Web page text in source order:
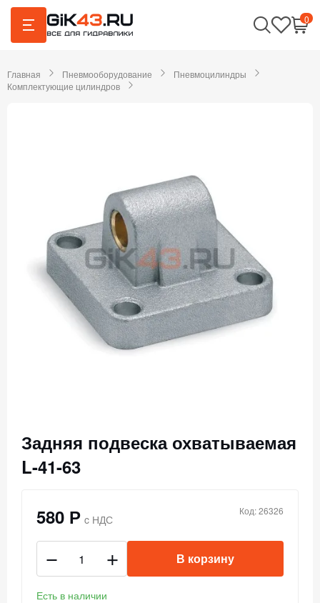
0
Главная Пневмооборудование
Пневмоцилиндры
Комплектующие цилиндров
Задняя подвеска охватываемая
L-41-63
580 Р c НДС
Код: 26326
В корзину
Есть в наличии